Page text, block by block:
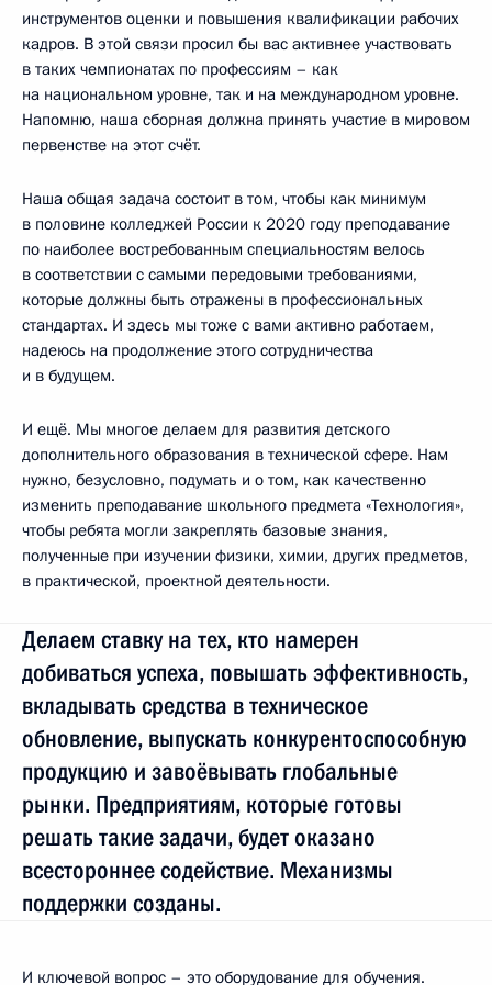
инструментов оценки и повышения квалификации рабочих
кадров. В этой связи просил бы вас активнее участвовать
в таких чемпионатах по профессиям – как
на национальном уровне, так и на международном уровне.
Напомню, наша сборная должна принять участие в мировом
первенстве на этот счёт.
Наша общая задача состоит в том, чтобы как минимум
в половине колледжей России к 2020 году преподавание
по наиболее востребованным специальностям велось
в соответствии с самыми передовыми требованиями,
которые должны быть отражены в профессиональных
стандартах. И здесь мы тоже с вами активно работаем,
надеюсь на продолжение этого сотрудничества
и в будущем.
И ещё. Мы многое делаем для развития детского
дополнительного образования в технической сфере. Нам
нужно, безусловно, подумать и о том, как качественно
изменить преподавание школьного предмета «Технология»,
чтобы ребята могли закреплять базовые знания,
полученные при изучении физики, химии, других предметов,
в практической, проектной деятельности.
Делаем ставку на тех, кто намерен
добиваться успеха, повышать эффективность,
вкладывать средства в техническое
обновление, выпускать конкурентоспособную
продукцию и завоёвывать глобальные
рынки. Предприятиям, которые готовы
решать такие задачи, будет оказано
всестороннее содействие. Механизмы
поддержки созданы.
И ключевой вопрос – это оборудование для обучения.